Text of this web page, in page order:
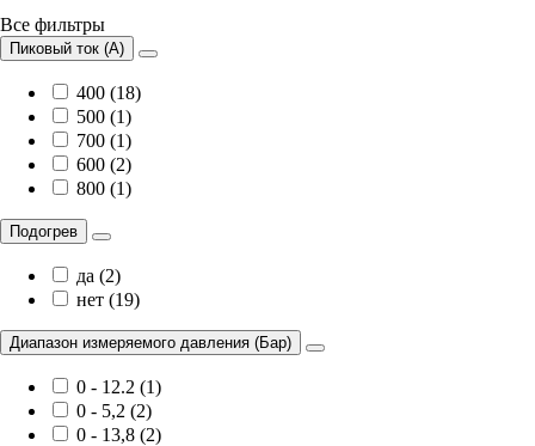
Все фильтры
Пиковый ток (А)
400 (18)
500 (1)
700 (1)
600 (2)
800 (1)
Подогрев
да (2)
нет (19)
Диапазон измеряемого давления (Бар)
0 - 12.2 (1)
0 - 5,2 (2)
0 - 13,8 (2)